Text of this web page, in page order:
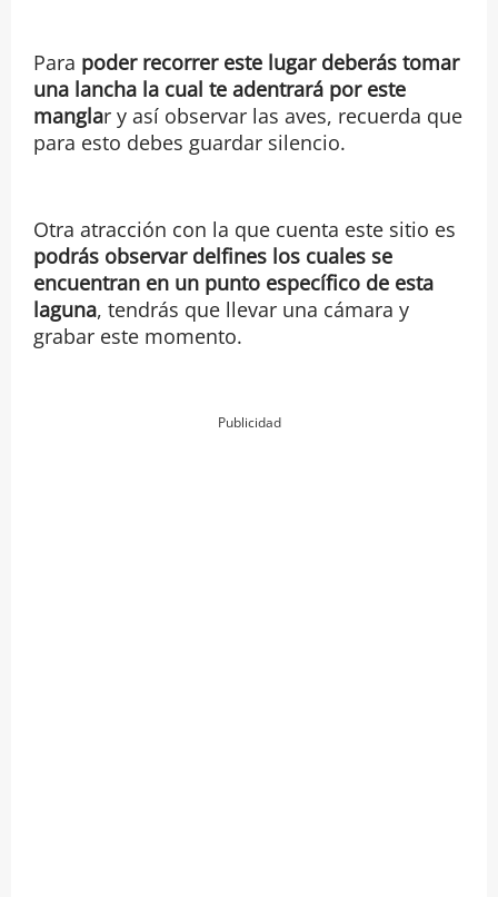
Para poder recorrer este lugar deberás tomar
una lancha la cual te adentrará por este
manglar y así observar las aves, recuerda que
para esto debes guardar silencio.
Otra atracción con la que cuenta este sitio es
podrás observar delfines los cuales se
encuentran en un punto específico de esta
laguna, tendrás que llevar una cámara y
grabar este momento.
Publicidad